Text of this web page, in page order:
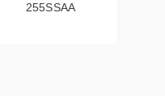
255SSAA